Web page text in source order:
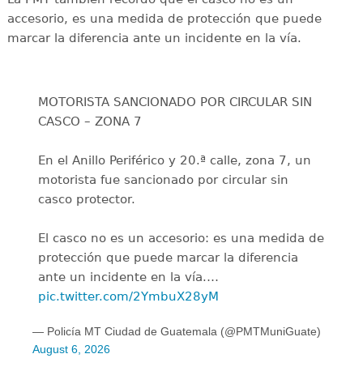
accesorio, es una medida de protección que puede
marcar la diferencia ante un incidente en la vía.
MOTORISTA SANCIONADO POR CIRCULAR SIN
CASCO – ZONA 7
En el Anillo Periférico y 20.ª calle, zona 7, un
motorista fue sancionado por circular sin
casco protector.
El casco no es un accesorio: es una medida de
protección que puede marcar la diferencia
ante un incidente en la vía.…
pic.twitter.com/2YmbuX28yM
— Policía MT Ciudad de Guatemala (@PMTMuniGuate)
August 6, 2026